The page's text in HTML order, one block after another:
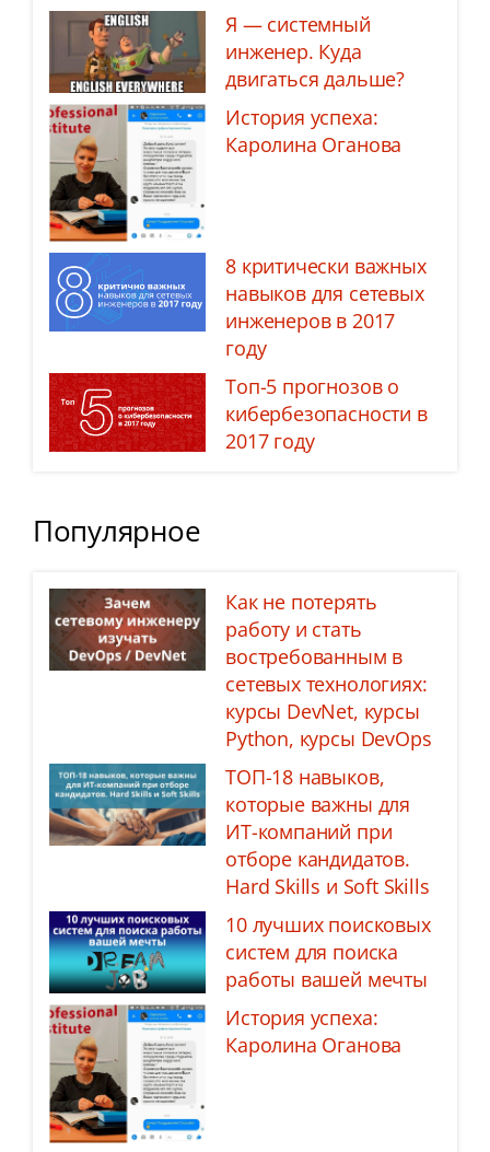
Я — системный
инженер. Куда
двигаться дальше?
История успеха:
Каролина Оганова
8 критически важных
навыков для сетевых
инженеров в 2017
году
Топ-5 прогнозов о
кибербезопасности в
2017 году
Популярное
Как не потерять
работу и стать
востребованным в
сетевых технологиях:
курсы DevNet, курсы
Python, курсы DevOps
ТОП-18 навыков,
которые важны для
ИТ-компаний при
отборе кандидатов.
Hard Skills и Soft Skills
10 лучших поисковых
систем для поиска
работы вашей мечты
История успеха:
Каролина Оганова